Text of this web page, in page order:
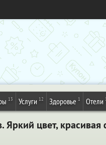
13 Услуги 12 Здоровье 1 Отели
цвет,